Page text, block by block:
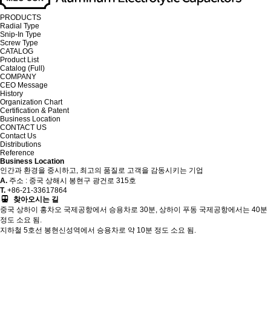
PRODUCTS
Radial Type
Snip-In Type
Screw Type
CATALOG
Product List
Catalog (Full)
COMPANY
CEO Message
History
Organization Chart
Certification & Patent
Business Location
CONTACT US
Contact Us
Distributions
Reference
Business Location
인간과 환경을 중시하고, 최고의 품질로 고객을 감동시키는 기업
A. 주소 : 중국 상해시 봉현구 광건로 315호
T. +86-21-33617864
찾아오시는 길
중국 상하이 홍차오 국제공항에서 승용차로 30분, 상하이 푸동 국제공항에서는 40분
정도 소요 됨.
지하철 5호선 봉현신성역에서 승용차로 약 10분 정도 소요 됨.